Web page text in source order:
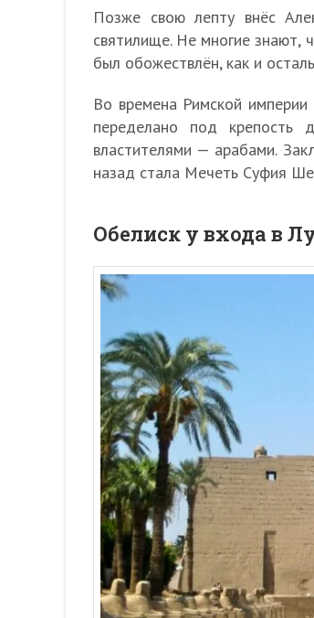
Позже свою лепту внёс
святилище. Не многие знают,
был обожествлён, как и
Во времена Римской
переделано под крепость
властителями — арабами.
назад стала Мечеть Суфия
Обелиск у входа в